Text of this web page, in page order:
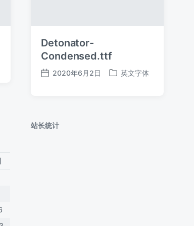
Detonator-
Condensed.ttf
发
2020年6月2日
发
英文字体
站长统计